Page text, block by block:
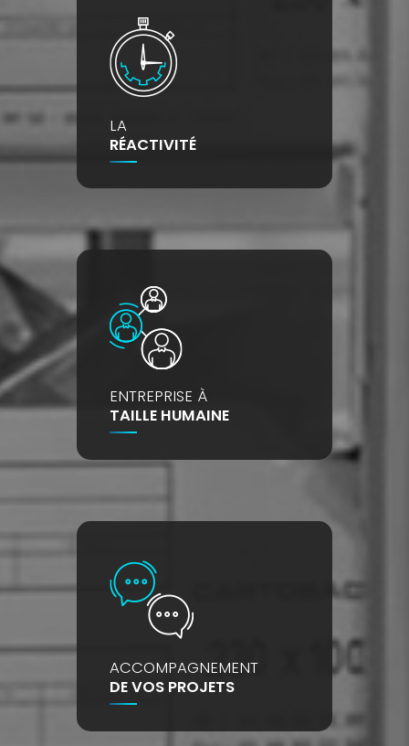
LA
RÉACTIVITÉ
ENTREPRISE À
TAILLE HUMAINE
ACCOMPAGNEMENT
DE VOS PROJETS